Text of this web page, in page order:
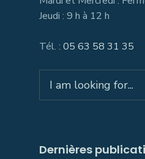
Jeudi : 9 h à 12 h
Tél. : 05 63 58 31 35
for:
Dernières